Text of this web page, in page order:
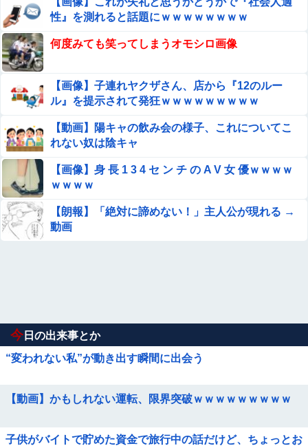
性』を測れると話題にｗｗｗｗｗｗｗｗ
何度みても笑ってしまうオモシロ画像
【画像】子連れヤクザさん、店から『12のルー
ル』を提示されて発狂ｗｗｗｗｗｗｗｗｗ
【動画】陽キャの飲み会の様子、これについてこ
れない奴は陰キャ
【画像】身 長 1 3 4 セ ン チ の A V 女 優ｗｗｗｗ
ｗｗｗｗ
【朗報】「絶対に諦めない！」主人公が現れる →
動画
今 日の出来事とか
“変われない私”が動き出す瞬間に出会う
【動画】かもしれない運転、限界突破ｗｗｗｗｗｗｗｗｗ
子供がバイトで貯めた資金で旅行中の話だけど、ちょっとお